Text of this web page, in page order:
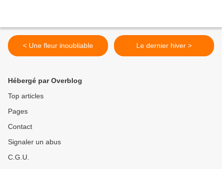
< Une fleur inoubliable Le dernier hiver >
Hébergé par Overblog
Top articles
Pages
Contact
Signaler un abus
C.G.U.